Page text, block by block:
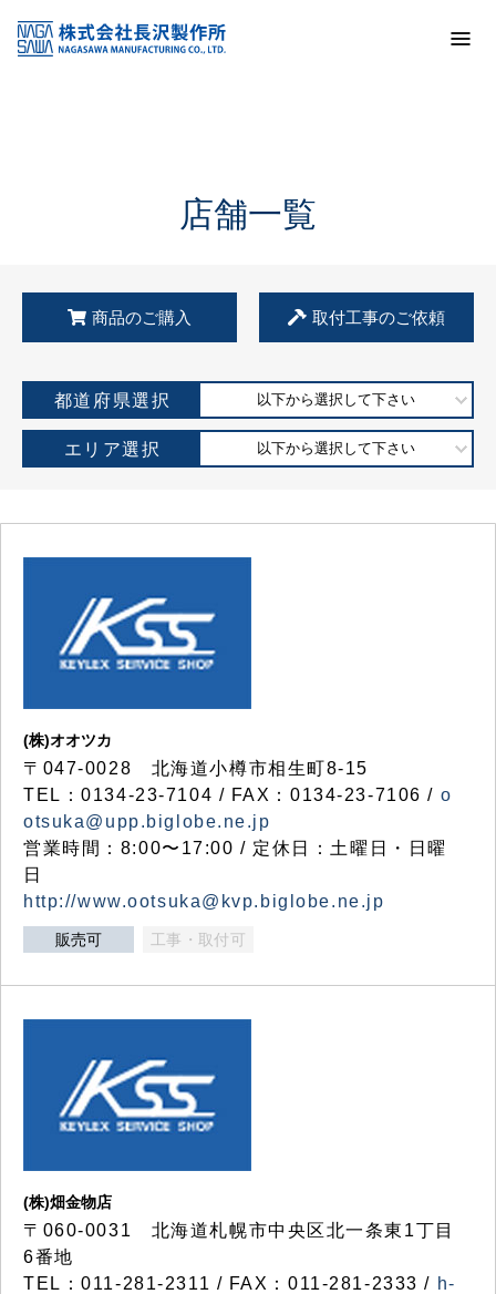
KSS加盟店・取扱店情報
店舗一覧
店舗一覧
商品のご購入 取付工事のご依頼
都道府県選択 以下から選択して下さい
エリア選択 以下から選択して下さい
(株)オオツカ
〒047-0028 北海道小樽市相生町8-15
TEL：0134-23-7104 / FAX：0134-23-7106 / o
otsuka@upp.biglobe.ne.jp
営業時間：8:00〜17:00 / 定休日：土曜日・日曜
日
http://www.ootsuka@kvp.biglobe.ne.jp
販売可 工事・取付可
(株)畑金物店
〒060-0031 北海道札幌市中央区北一条東1丁目
6番地
TEL：011-281-2311 / FAX：011-281-2333 / h-